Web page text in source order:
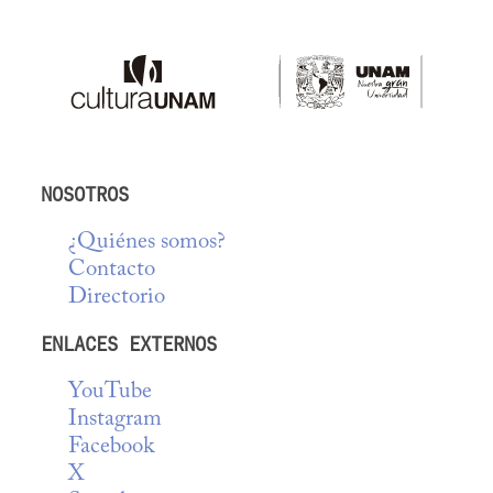
NOSOTROS
¿Quiénes somos?
Contacto
Directorio
ENLACES EXTERNOS
YouTube
Instagram
Facebook
X